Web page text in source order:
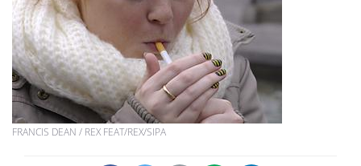
FRANCIS DEAN / REX FEAT/REX/SIPA